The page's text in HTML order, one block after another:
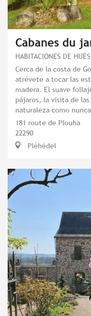
Cabanes du
HABITACIONES DE
Cerca de la costa de
atrévete a tocar las
madera. El suave
pájaros, la visita de
naturaleza como
181 route de Plouha
22290
Pléhédel